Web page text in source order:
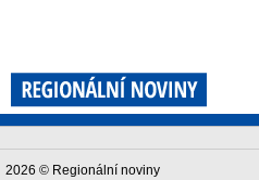
2026 © Regionální noviny